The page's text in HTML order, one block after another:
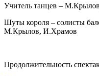
Учитель танцев –
Шуты короля – солисты
М.Крылов, И.Храмов
Продолжительность